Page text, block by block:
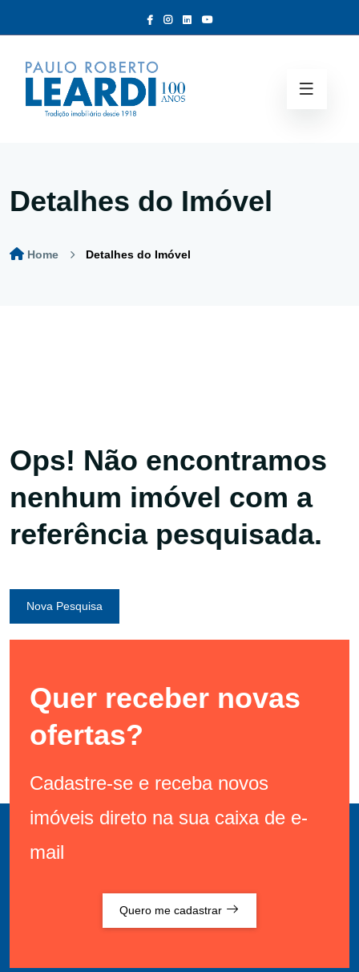
Detalhes do Imóvel
Home Detalhes do Imóvel
Ops! Não encontramos
nenhum imóvel com a
referência pesquisada.
Nova Pesquisa
Quer receber novas
ofertas?
Cadastre-se e receba novos
imóveis direto na sua caixa de e-
mail
Quero me cadastrar